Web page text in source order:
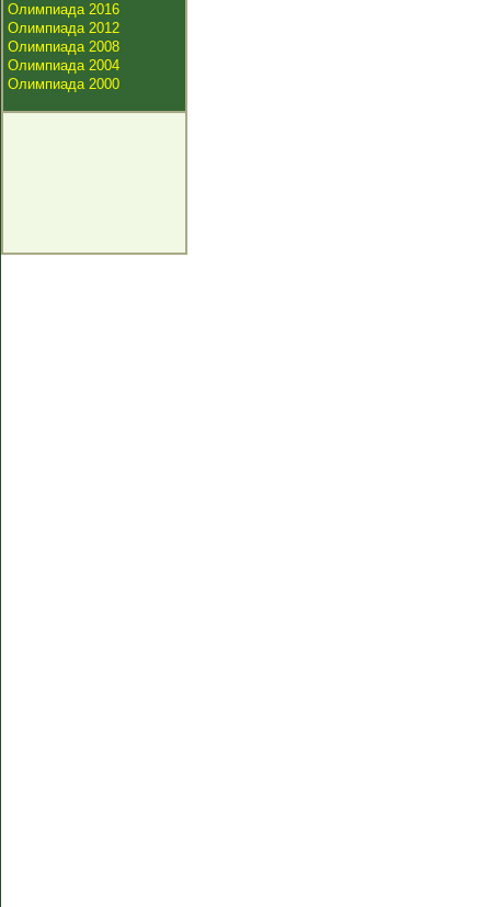
Олимпиада 2016
Олимпиада 2012
Олимпиада 2008
Олимпиада 2004
Олимпиада 2000